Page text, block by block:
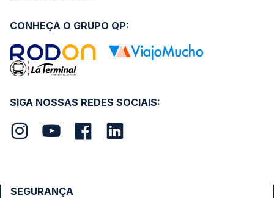
SIGA NOSSAS REDES SOCIAIS:
CONHEÇA O GRUPO QP:
SEGURANÇA